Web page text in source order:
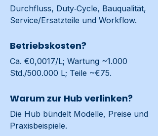
Durchfluss, Duty‑Cycle, Bauqualität,
Service/Ersatzteile und Workflow.
Betriebskosten?
Ca. €0,0017/L; Wartung ~1.000
Std./500.000 L; Teile ~€75.
Warum zur Hub verlinken?
Die Hub bündelt Modelle, Preise und
Praxisbeispiele.